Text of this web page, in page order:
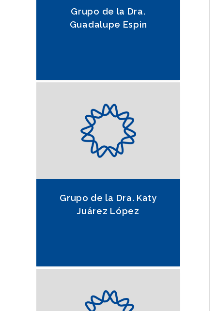
Grupo de la Dra.
Guadalupe Espin
Grupo de la Dra. Katy
Juárez López